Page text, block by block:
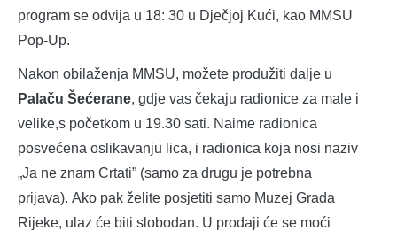
program se odvija u 18: 30 u Dječjoj Kući, kao MMSU
Pop-Up.
Nakon obilaženja MMSU, možete produžiti dalje u
Palaču Šećerane, gdje vas čekaju radionice za male i
velike,s početkom u 19.30 sati. Naime radionica
posvećena oslikavanju lica, i radionica koja nosi naziv
„Ja ne znam Crtati” (samo za drugu je potrebna
prijava). Ako pak želite posjetiti samo Muzej Grada
Rijeke, ulaz će biti slobodan. U prodaji će se moći